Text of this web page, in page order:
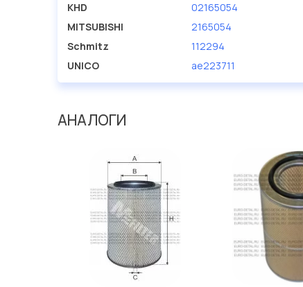
KHD
02165054
MITSUBISHI
2165054
Schmitz
112294
UNICO
ae223711
АНАЛОГИ